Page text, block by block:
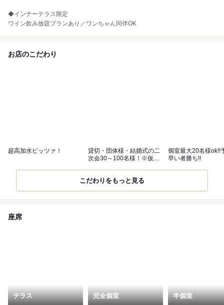
◆インナーテラス限定
ワイン飲み放題プランあり／ワンちゃん同伴OK
お店のこだわり
超高加水ピッツァ！
貸切・団体様・結婚式の二
次会30～100名様！※仮予
個室最大20名様ok!!
早い者勝ち!!
こだわりをもっと見る
座席
テラス 完全個室 半個室